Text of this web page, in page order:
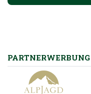
PARTNERWERBUNG